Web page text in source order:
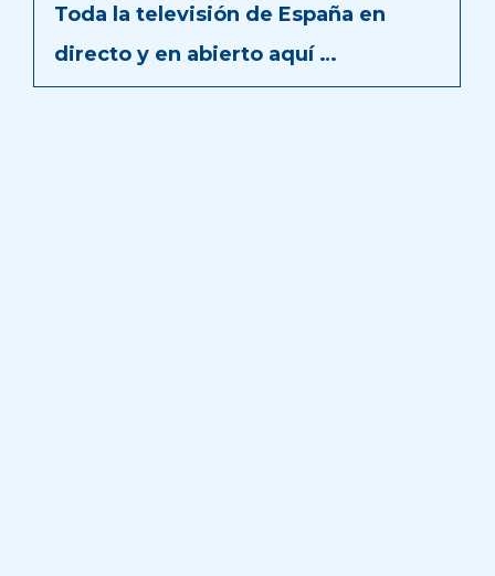
Toda la televisión de España en
directo y en abierto aquí …